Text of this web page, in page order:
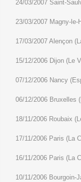
24/03/2007 Saint-
23/03/2007 Magny-le-
17/03/2007 Alençon
15/12/2006 Dijon (Le
07/12/2006 Nancy
06/12/2006 Bruxelles
18/11/2006 Roubaix
17/11/2006 Paris (La
16/11/2006 Paris (La
10/11/2006 Bourgoin-